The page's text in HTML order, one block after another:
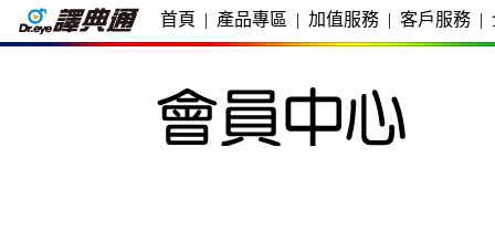
首頁 | 產品專區 | 加值服務 | 客戶服務 |